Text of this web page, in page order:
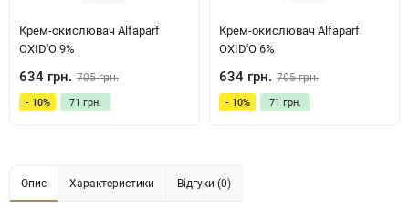
Крем-окислювач Alfaparf
OXID'O 9%
634 грн. 705 грн.
- 10% 71 грн.
Крем-окислювач Alfaparf
OXID'O 6%
634 грн. 705 грн.
- 10% 71 грн.
Опис Характеристики Відгуки (0)